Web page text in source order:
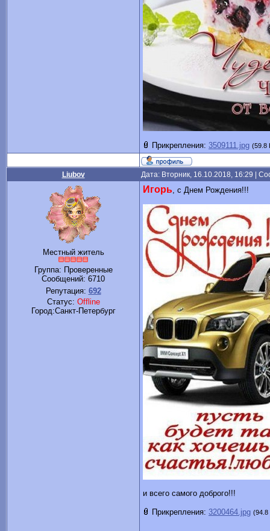
Прикрепления: 3509111.jpg (59.8
Liubov Дата: Вторник, 16.10.2018, 16:29 |
Местный житель
Группа: Проверенные
Сообщений: 6710
Репутация: 692
Статус: Offline
Город:Санкт-Петербург
Игорь, с Днем Рождения!!!
и всего самого доброго!!!
Прикрепления: 3200464.jpg (94.8